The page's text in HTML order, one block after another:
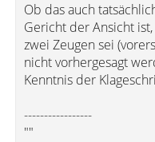
Ob das auch
Gericht der Ansicht
zwei Zeugen sei
nicht vorhergesagt
Kenntnis der
-----------------
""